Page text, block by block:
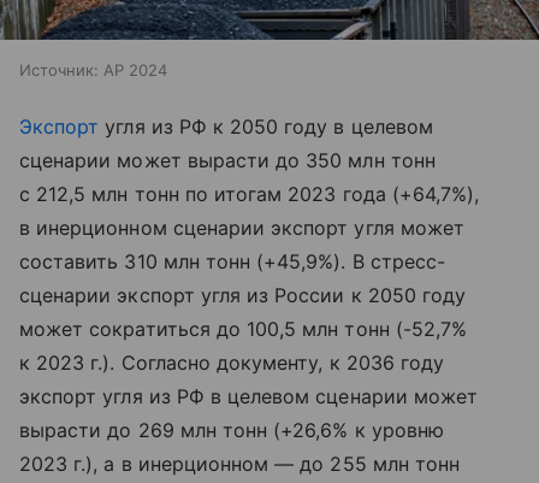
Источник: AP 2024
Экспорт угля из РФ к 2050 году в целевом
сценарии может вырасти до 350 млн тонн
с 212,5 млн тонн по итогам 2023 года (+64,7%),
в инерционном сценарии экспорт угля может
составить 310 млн тонн (+45,9%). В стресс-
сценарии экспорт угля из России к 2050 году
может сократиться до 100,5 млн тонн (-52,7%
к 2023 г.). Согласно документу, к 2036 году
экспорт угля из РФ в целевом сценарии может
вырасти до 269 млн тонн (+26,6% к уровню
2023 г.), а в инерционном — до 255 млн тонн